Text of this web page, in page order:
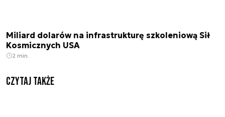
Miliard dolarów na infrastrukturę szkoleniową Sił
Kosmicznych USA
2 min.
Czytaj także